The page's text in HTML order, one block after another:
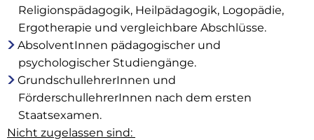
Religionspädagogik, Heilpädagogik, Logopädie,
Ergotherapie und vergleichbare Abschlüsse.
AbsolventInnen pädagogischer und
psychologischer Studiengänge.
GrundschullehrerInnen und
FörderschullehrerInnen nach dem ersten
Staatsexamen.
Nicht zugelassen sind: